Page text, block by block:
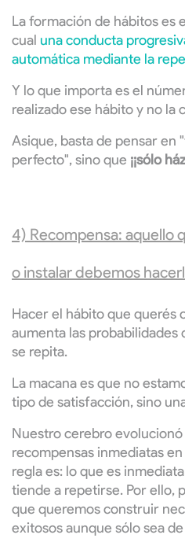
La formación de hábitos es
cual una conducta
automática mediante la
Y lo que importa es el
realizado ese hábito y no la
Asique, basta de pensar en
perfecto", sino que ¡¡sólo
4) Recompensa: aquello
o instalar debemos
Hacer el hábito que
aumenta las probabilidades
se repita.
La macana es que no
tipo de satisfacción, sino
Nuestro cerebro
recompensas inmediatas
regla es: lo que es
tiende a repetirse. Por ello,
que queremos construir
exitosos aunque sólo sea